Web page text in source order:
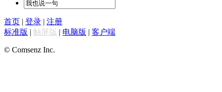
首页 | 登录 | 注册
标准版 | 触屏版 | 电脑版 | 客户端
© Comsenz Inc.